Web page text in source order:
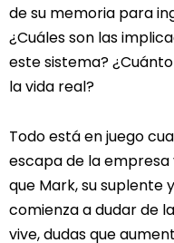
de su memoria para
¿Cuáles son las
este sistema?
la vida real?
Todo está en juego
escapa de la
que Mark, su
comienza a dudar de
vive, dudas que